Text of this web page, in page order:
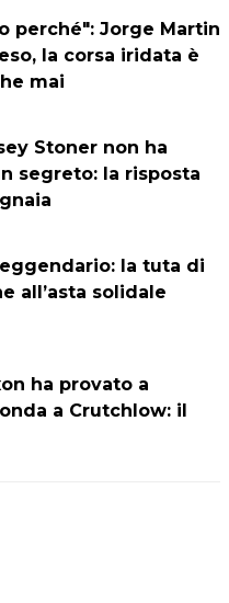
perché": Jorge Martin
la corsa iridata è
mai
Stoner non ha
segreto: la risposta
la tuta di
all’asta solidale
ha provato a
a Crutchlow: il